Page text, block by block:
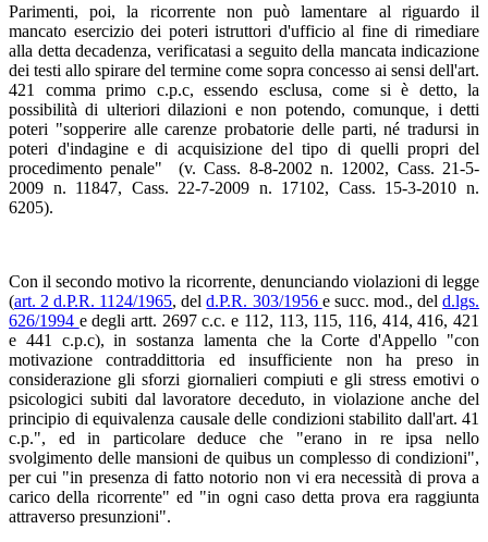
Parimenti, poi, la ricorrente non può lamentare al riguardo il
mancato esercizio dei poteri istruttori d'ufficio al fine di rimediare
alla detta decadenza, verificatasi a seguito della mancata indicazione
dei testi allo spirare del termine come sopra concesso ai sensi dell'art.
421 comma primo c.p.c, essendo esclusa, come si è detto, la
possibilità di ulteriori dilazioni e non potendo, comunque, i detti
poteri "sopperire alle carenze probatorie delle parti, né tradursi in
poteri d'indagine e di acquisizione del tipo di quelli propri del
procedimento penale" (v. Cass. 8-8-2002 n. 12002, Cass. 21-5-
2009 n. 11847, Cass. 22-7-2009 n. 17102, Cass. 15-3-2010 n.
6205).
Con il secondo motivo la ricorrente, denunciando violazioni di legge
(art. 2 d.P.R. 1124/1965, deld.P.R. 303/1956 e succ. mod., deld.lgs.
626/1994 e degli artt. 2697 c.c. e 112, 113, 115, 116, 414, 416, 421
e 441 c.p.c), in sostanza lamenta che la Corte d'Appello "con
motivazione contraddittoria ed insufficiente non ha preso in
considerazione gli sforzi giornalieri compiuti e gli stress emotivi o
psicologici subiti dal lavoratore deceduto, in violazione anche del
principio di equivalenza causale delle condizioni stabilito dall'art. 41
c.p.", ed in particolare deduce che "erano in re ipsa nello
svolgimento delle mansioni de quibus un complesso di condizioni",
per cui "in presenza di fatto notorio non vi era necessità di prova a
carico della ricorrente" ed "in ogni caso detta prova era raggiunta
attraverso presunzioni".